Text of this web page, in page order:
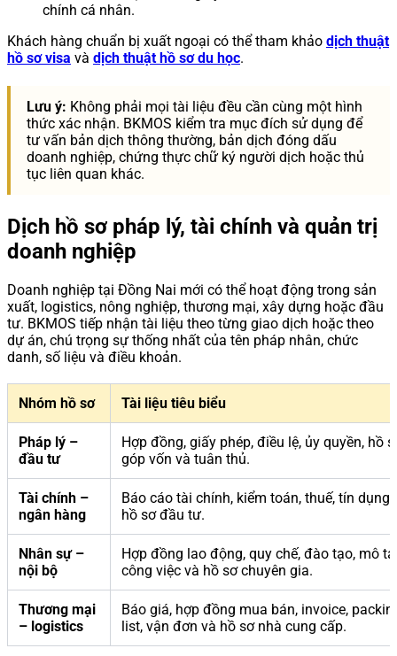
chính cá nhân.
Khách hàng chuẩn bị xuất ngoại có thể tham khảo dịch thuật
hồ sơ visa và dịch thuật hồ sơ du học.
Lưu ý: Không phải mọi tài liệu đều cần cùng một hình
thức xác nhận. BKMOS kiểm tra mục đích sử dụng để
tư vấn bản dịch thông thường, bản dịch đóng dấu
doanh nghiệp, chứng thực chữ ký người dịch hoặc thủ
tục liên quan khác.
Dịch hồ sơ pháp lý, tài chính và quản trị
doanh nghiệp
Doanh nghiệp tại Đồng Nai mới có thể hoạt động trong sản
xuất, logistics, nông nghiệp, thương mại, xây dựng hoặc đầu
tư. BKMOS tiếp nhận tài liệu theo từng giao dịch hoặc theo
dự án, chú trọng sự thống nhất của tên pháp nhân, chức
danh, số liệu và điều khoản.
Nhóm hồ sơ Tài liệu tiêu biểu
Pháp lý –
đầu tư
Hợp đồng, giấy phép, điều lệ, ủy quyền, hồ
góp vốn và tuân thủ.
Tài chính –
ngân hàng
Báo cáo tài chính, kiểm toán, thuế, tín dụng
hồ sơ đầu tư.
Nhân sự –
nội bộ
Hợp đồng lao động, quy chế, đào tạo, mô tả
công việc và hồ sơ chuyên gia.
Thương mại
– logistics
Báo giá, hợp đồng mua bán, invoice,
list, vận đơn và hồ sơ nhà cung cấp.